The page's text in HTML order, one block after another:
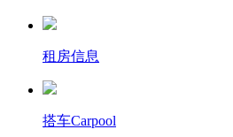
租房信息
搭车Carpool